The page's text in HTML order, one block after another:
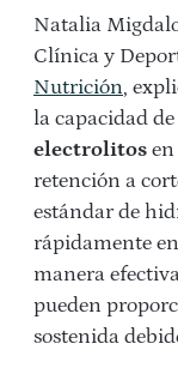
Natalia
Clínica y
Nutrición,
la capacidad
electrolitos
retención a
estándar de
rápidamente
manera
pueden
sostenida